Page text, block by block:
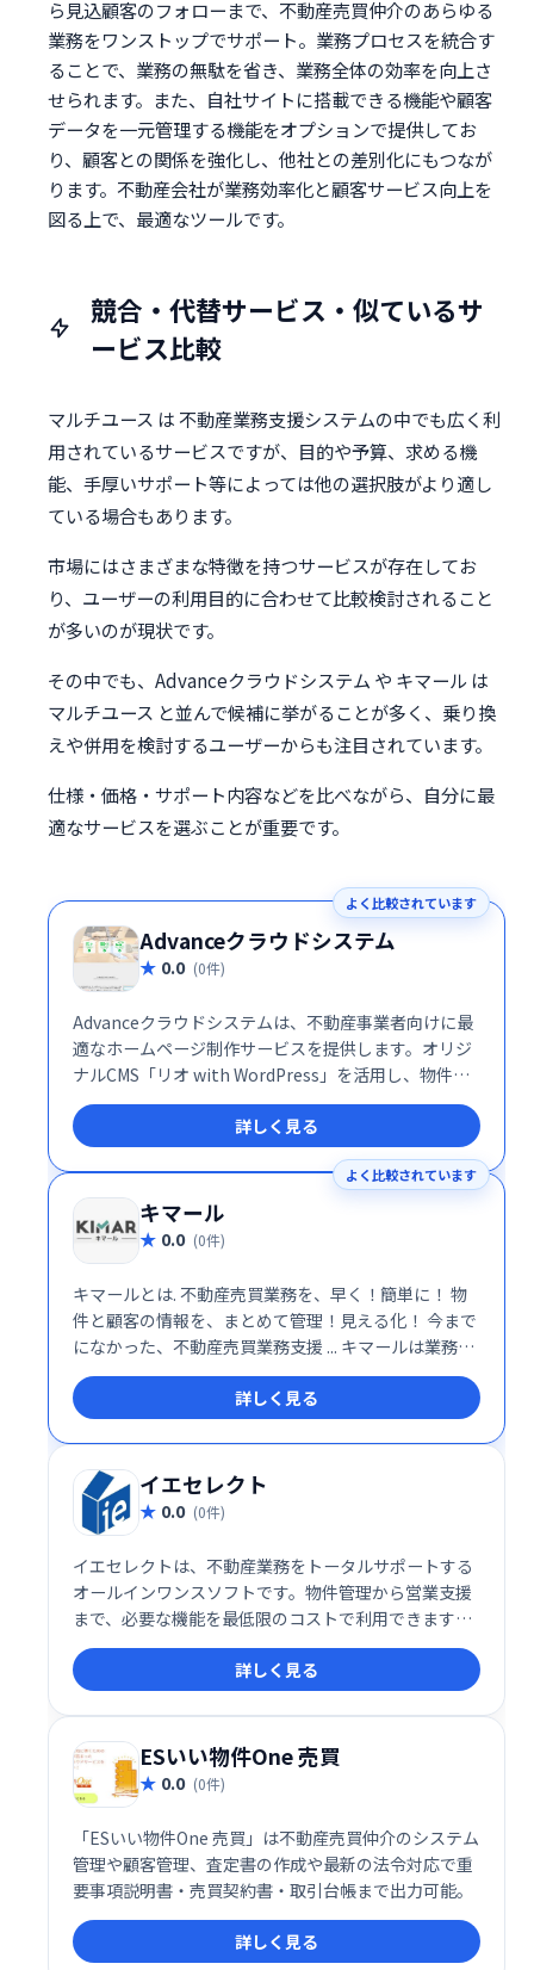
ら見込顧客のフォローまで、不動産売買仲介のあらゆる
業務をワンストップでサポート。業務プロセスを統合す
ることで、業務の無駄を省き、業務全体の効率を向上さ
せられます。また、自社サイトに搭載できる機能や顧客
データを一元管理する機能をオプションで提供してお
り、顧客との関係を強化し、他社との差別化にもつなが
ります。不動産会社が業務効率化と顧客サービス向上を
図る上で、最適なツールです。
競合・代替サービス・似ているサ
ービス比較
マルチユース は 不動産業務支援システムの中でも広く利
用されているサービスですが、目的や予算、求める機
能、手厚いサポート等によっては他の選択肢がより適し
ている場合もあります。
市場にはさまざまな特徴を持つサービスが存在してお
り、ユーザーの利用目的に合わせて比較検討されること
が多いのが現状です。
その中でも、Advanceクラウドシステム や キマール は
マルチユース と並んで候補に挙がることが多く、乗り換
えや併用を検討するユーザーからも注目されています。
仕様・価格・サポート内容などを比べながら、自分に最
適なサービスを選ぶことが重要です。
よく比較されています
Advanceクラウドシステム
0.0 (0件)
Advanceクラウドシステムは、不動産事業者向けに最
適なホームページ制作サービスを提供します。オリジ
ナルCMS「リオ with WordPress」を活用し、物件探
し、オーナー対応をはじめとしたさまざまな目的に応
じたサイトを作成。後から追加でコンテンツを作成・
更新できるため、検索エンジンに評価されやすいサイ
トを構築します。
詳しく見る
よく比較されています
キマール
0.0 (0件)
キマールとは. 不動産売買業務を、早く！簡単に！ 物
件と顧客の情報を、まとめて管理！見える化！ 今まで
になかった、不動産売買業務支援 ... キマールは業務効
率を上げるだけではなく、売買成約数を増やし会社の
成功を支援することをめざしています。
詳しく見る
イエセレクト
0.0 (0件)
イエセレクトは、不動産業務をトータルサポートする
オールインワンスソフトです。物件管理から営業支援
まで、必要な機能を最低限のコストで利用できます。
手軽に導入でき、業務効率化を実現します。
詳しく見る
ESいい物件One 売買
0.0 (0件)
「ESいい物件One 売買」は不動産売買仲介のシステム
管理や顧客管理、査定書の作成や最新の法令対応で重
要事項説明書・売買契約書・取引台帳まで出力可能。
詳しく見る